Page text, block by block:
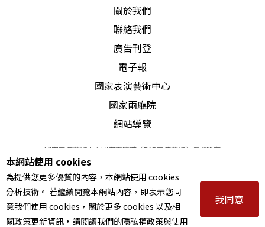
關於我們
聯絡我們
廣告刊登
電子報
國家表演藝術中心
國家兩廳院
網站導覽
國家表演藝術中心國家兩廳院《PAR表演藝術》版權所有
© 2022Performing arts redefined. All Rights Reserved
統一編號 Tax Id number 00973926
本站所提供相關演出資訊，如有異動應以主辦單位公告為準。
服務條款｜隱私權聲明｜著作權聲明
本網站使用 cookies
為提供您更多優質的內容，本網站使用 cookies
分析技術。 若繼續閱覽本網站內容，即表示您同
意我們使用 cookies，關於更多 cookies 以及相
關政策更新資訊，請閱讀我們的隱私權政策與使用
我同意